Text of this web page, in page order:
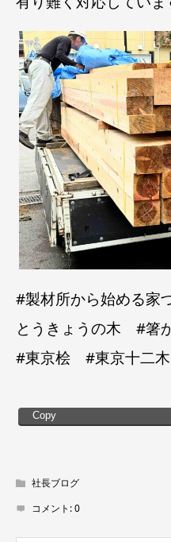
#製材所から始める
とうきょうの木 #箸
#東京桧 #東京十二木
Copy
社長ブログ
コメント:0